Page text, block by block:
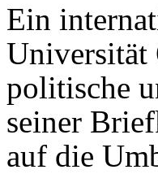
Ein
Universität
politische
seiner
auf die